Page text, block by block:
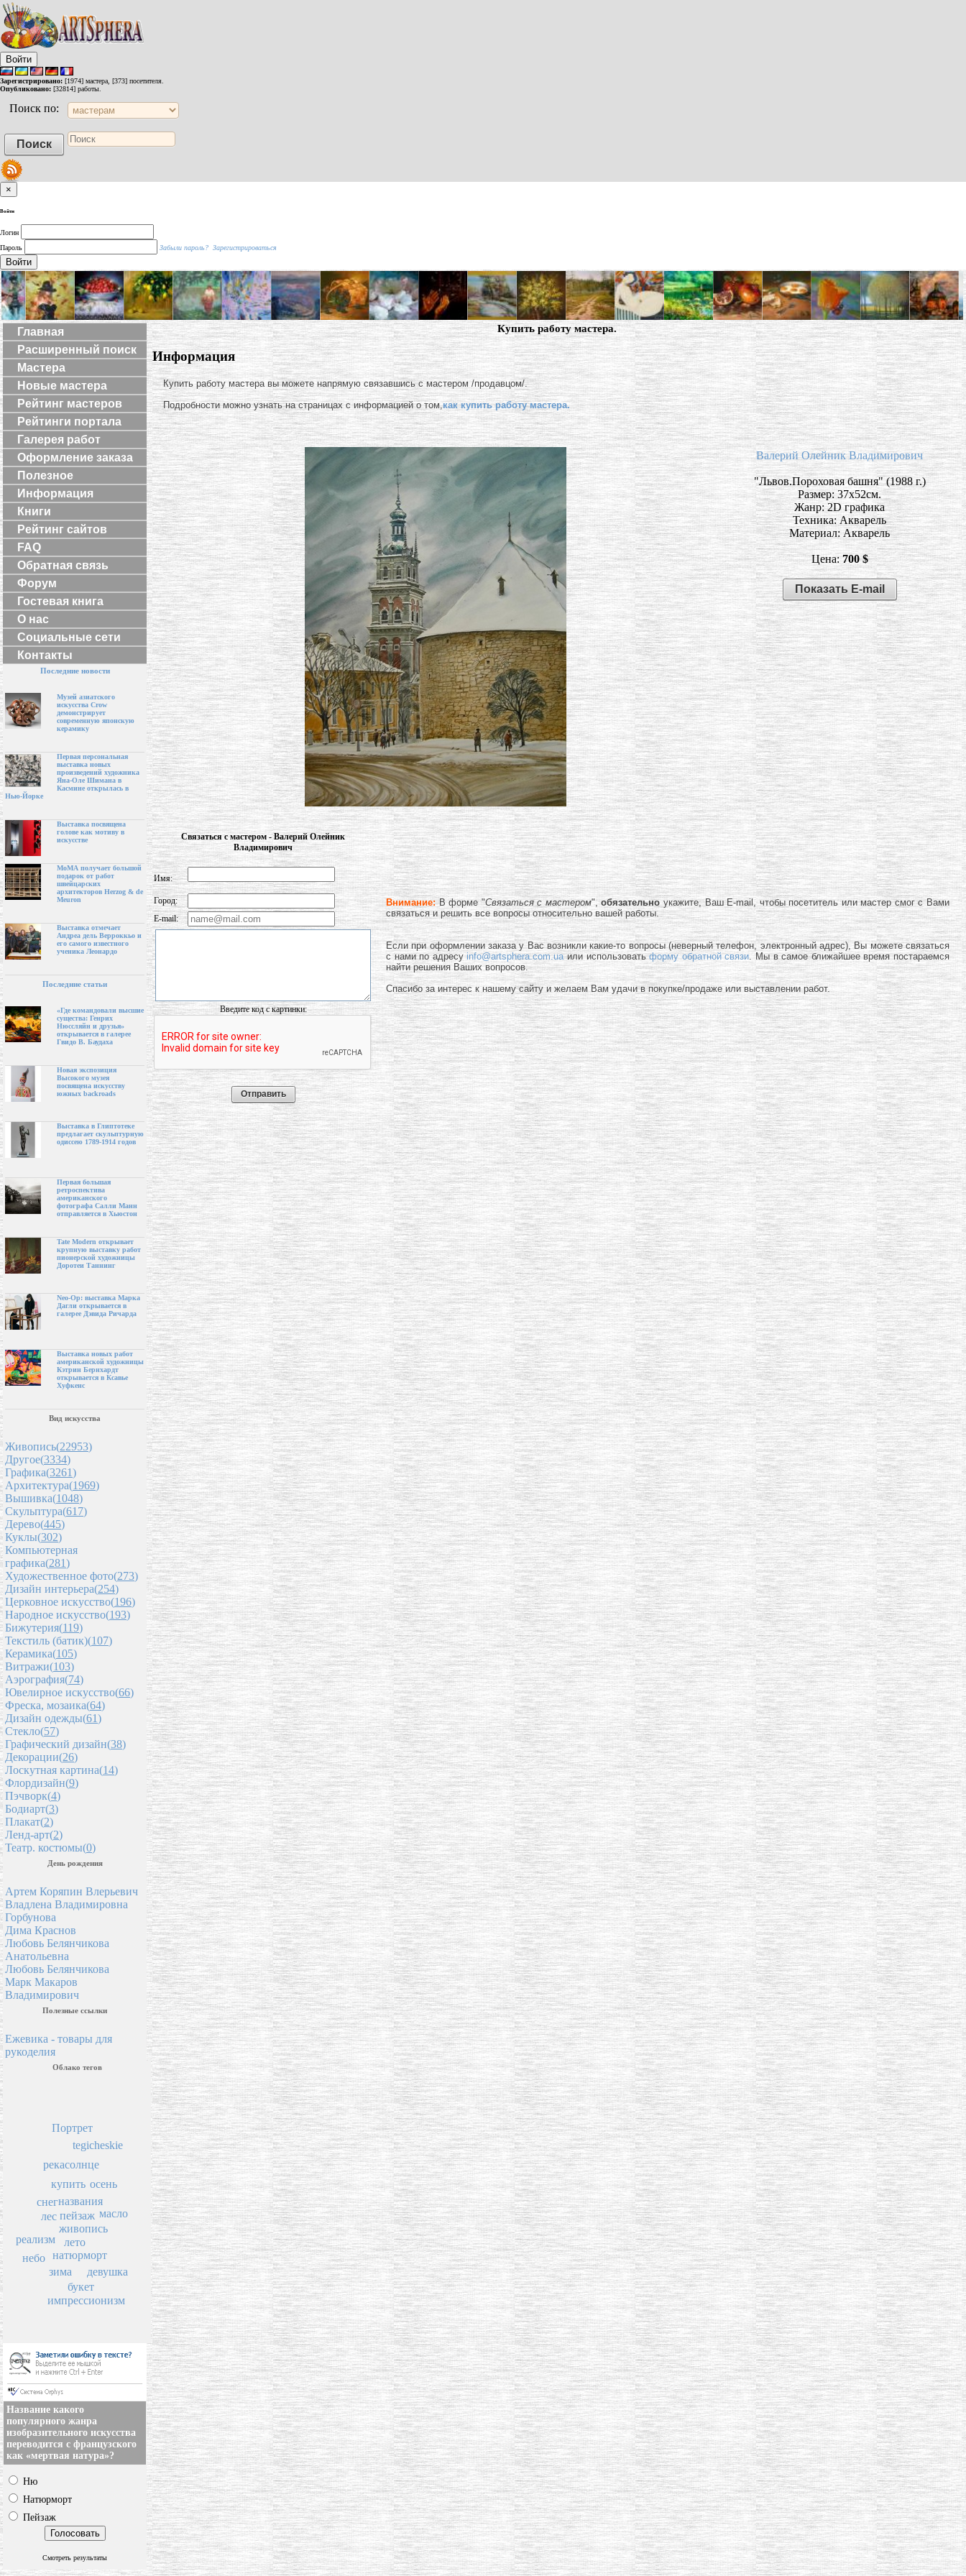
Войти
Зарегистрировано: [1974] мастера, [373] посетителя.
Опубликовано: [32814] работы.
Поиск по:
×
Войти
Логин
Пароль
Забыли пароль? Зарегистрироваться
Войти
Главная
Расширенный поиск
Мастера
Новые мастера
Рейтинг мастеров
Рейтинги портала
Галерея работ
Оформление заказа
Полезное
Информация
Книги
Рейтинг сайтов
FAQ
Обратная связь
Форум
Гостевая книга
О нас
Социальные сети
Контакты
Последние новости
Музей азиатского
искусства Crow
демонстрирует
современную японскую
керамику
Первая персональная
выставка новых
произведений художника
Яна-Оле Шимана в
Касмине открылась в
Нью-Йорке
Выставка посвящена
голове как мотиву в
искусстве
МоМА получает большой
подарок от работ
швейцарских
архитекторов Herzog & de
Meuron
Выставка отмечает
Андреа дель Верроккьо и
его самого известного
ученика Леонардо
Последние статьи
«Где командовали высшие
существа: Генрих
Нюссляйн и друзья»
открывается в галерее
Гвидо В. Баудаха
Новая экспозиция
Высокого музея
посвящена искусству
южных backroads
Выставка в Глиптотеке
предлагает скульптурную
одиссею 1789-1914 годов
Первая большая
ретроспектива
американского
фотографа Салли Манн
отправляется в Хьюстон
Tate Modern открывает
крупную выставку работ
пионерской художницы
Доротеи Таннинг
Neo-Op: выставка Марка
Дагли открывается в
галерее Дэвида Ричарда
Выставка новых работ
американской художницы
Кэтрин Бернхардт
открывается в Ксавье
Хуфкенс
Вид искусства
Живопись(22953)
Другое(3334)
Графика(3261)
Архитектура(1969)
Вышивка(1048)
Скульптура(617)
Дерево(445)
Куклы(302)
Компьютерная
графика(281)
Художественное фото(273)
Дизайн интерьера(254)
Церковное искусство(196)
Народное искусство(193)
Бижутерия(119)
Текстиль (батик)(107)
Керамика(105)
Витражи(103)
Аэрография(74)
Ювелирное искусство(66)
Фреска, мозаика(64)
Дизайн одежды(61)
Стекло(57)
Графический дизайн(38)
Декорации(26)
Лоскутная картина(14)
Флордизайн(9)
Пэчворк(4)
Бодиарт(3)
Плакат(2)
Ленд-арт(2)
Театр. костюмы(0)
День рождения
Артем Коряпин Влерьевич
Владлена Владимировна
Горбунова
Дима Краснов
Любовь Белянчикова
Анатольевна
Любовь Белянчикова
Марк Макаров
Владимирович
Полезные ссылки
Ежевика - товары для
рукоделия
Облако тегов
пейзаж
названия
живопись
лето
натюрморт
купить
солнце
лес
зима
осень
букет
масло
река
снег
tegicheskie
реализм
небо
импрессионизм
Портрет
девушка
Название какого
популярного жанра
изобразительного искусства
переводится с французского
как «мертвая натура»?
Ню
Натюрморт
Пейзаж
Смотреть результаты
Купить работу мастера.
Информация
Купить работу мастера вы можете напрямую связавшись с мастером /продавцом/.
Подробности можно узнать на страницах с информацией о том,как купить работу мастера.
Валерий Олейник Владимирович
"Львов.Пороховая башня" (1988 г.)
Размер: 37х52см.
Жанр: 2D графика
Техника: Акварель
Материал: Акварель
Цена: 700 $
Показать E-mail
Связаться с мастером - Валерий Олейник
Владимирович
Внимание:В форме "Связаться с мастером",обязательно укажите, Ваш E-mail, чтобы посетитель или мастер смог с Вами
связаться и решить все вопросы относительно вашей работы.
Если при оформлении заказа у Вас возникли какие-то вопросы (неверный телефон, электронный адрес), Вы можете связаться
с нами по адресуinfo@artsphera.com.uaили использоватьформу обратной связи. Мы в самое ближайшее время постараемся
найти решения Ваших вопросов.
Спасибо за интерес к нашему сайту и желаем Вам удачи в покупке/продаже или выставлении работ.
Имя:
Город:
E-mail:
Введите код с картинки: